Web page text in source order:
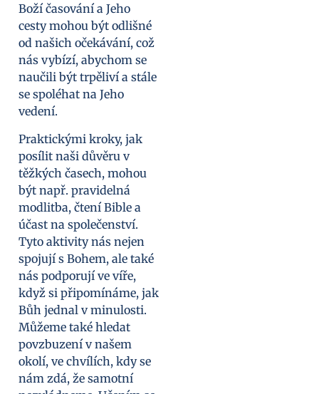
Boží časování a Jeho
cesty mohou být odlišné
od našich očekávání, což
nás vybízí, abychom se
naučili být trpěliví a stále
se spoléhat na Jeho
vedení.
Praktickými kroky, jak
posílit naši důvěru v
těžkých časech, mohou
být např. pravidelná
modlitba, čtení Bible a
účast na společenství.
Tyto aktivity nás nejen
spojují s Bohem, ale také
nás podporují ve víře,
když si připomínáme, jak
Bůh jednal v minulosti.
Můžeme také hledat
povzbuzení v našem
okolí, ve chvílích, kdy se
nám zdá, že samotní